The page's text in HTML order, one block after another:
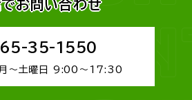
お問い合わせ
35-1550
月～土曜日 9:00～17:30